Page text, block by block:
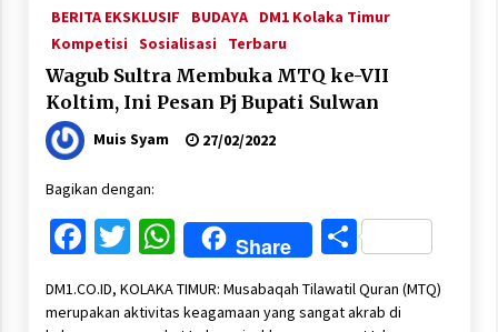
BERITA EKSKLUSIF BUDAYA
DM1 Kolaka Timur
Kompetisi Sosialisasi Terbaru
Wagub Sultra Membuka MTQ ke-VII
Koltim, Ini Pesan Pj Bupati Sulwan
Muis Syam 27/02/2022
Bagikan dengan:
Facebook
Twitter
WhatsApp
Share Share
DM1.CO.ID, KOLAKA TIMUR: Musabaqah Tilawatil Quran (MTQ)
merupakan aktivitas keagamaan yang sangat akrab di